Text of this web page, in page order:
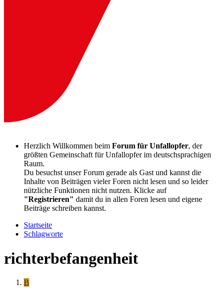
Herzlich Willkommen beim Forum für Unfallopfer, der
größten Gemeinschaft für Unfallopfer im deutschsprachigen
Raum.
Du besuchst unser Forum gerade als Gast und kannst die
Inhalte von Beiträgen vieler Foren nicht lesen und so leider
nützliche Funktionen nicht nutzen. Klicke auf
"Registrieren" damit du in allen Foren lesen und eigene
Beiträge schreiben kannst.
Startseite
Schlagworte
richterbefangenheit
B